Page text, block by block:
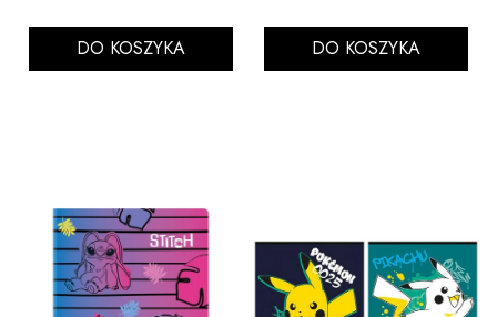
DO KOSZYKA DO KOSZYKA